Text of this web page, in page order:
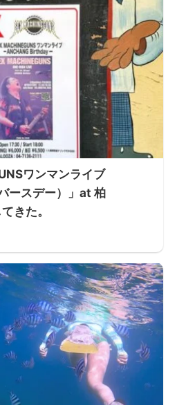
ワンマンライブ
ースデー）」at 柏
きた。